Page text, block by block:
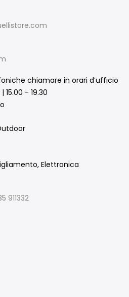
chiamare in orari d’ufficio
15.00 - 19.30
Elettronica
911332